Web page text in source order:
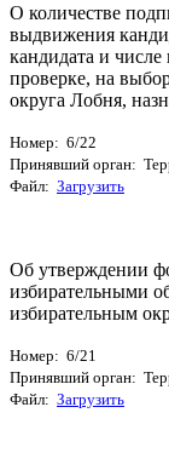
О количестве
выдвижения
кандидата и
проверке, на
округа Лобня,
Номер: 6/22
Принявший орган:
Файл: Загрузить
Об утверждении
избирательными
избирательным
Номер: 6/21
Принявший орган:
Файл: Загрузить